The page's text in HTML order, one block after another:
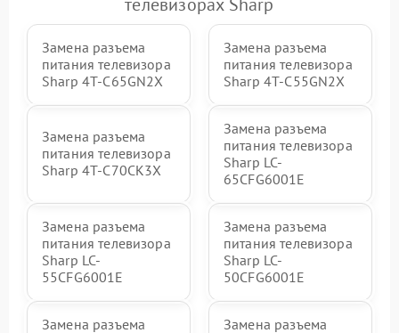
Замена разъема
питания телевизора
Sharp 4T-C65GN2X
Замена разъема
питания телевизора
Sharp 4T-C55GN2X
Замена разъема
питания телевизора
Sharp 4T-C70CK3X
Замена разъема
питания телевизора
Sharp LC-
65CFG6001E
Замена разъема
питания телевизора
Sharp LC-
55CFG6001E
Замена разъема
питания телевизора
Sharp LC-
50CFG6001E
Замена разъема
Замена разъема